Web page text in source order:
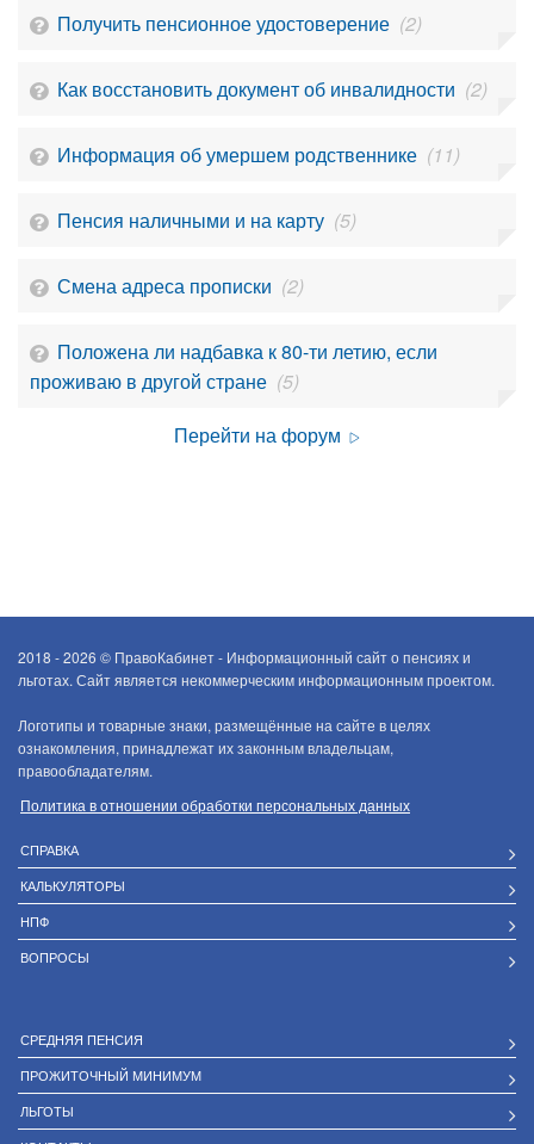
Получить пенсионное удостоверение (2)
Как восстановить документ об инвалидности (2)
Информация об умершем родственнике (11)
Пенсия наличными и на карту (5)
Смена адреса прописки (2)
Положена ли надбавка к 80-ти летию, если
проживаю в другой стране (5)
Перейти на форум
2018 - 2026 © ПравоКабинет - Информационный сайт о пенсиях и
льготах. Сайт является некоммерческим информационным проектом.
Логотипы и товарные знаки, размещённые на сайте в целях
ознакомления, принадлежат их законным владельцам,
правообладателям.
Политика в отношении обработки персональных данных
СПРАВКА
КАЛЬКУЛЯТОРЫ
НПФ
ВОПРОСЫ
СРЕДНЯЯ ПЕНСИЯ
ПРОЖИТОЧНЫЙ МИНИМУМ
ЛЬГОТЫ